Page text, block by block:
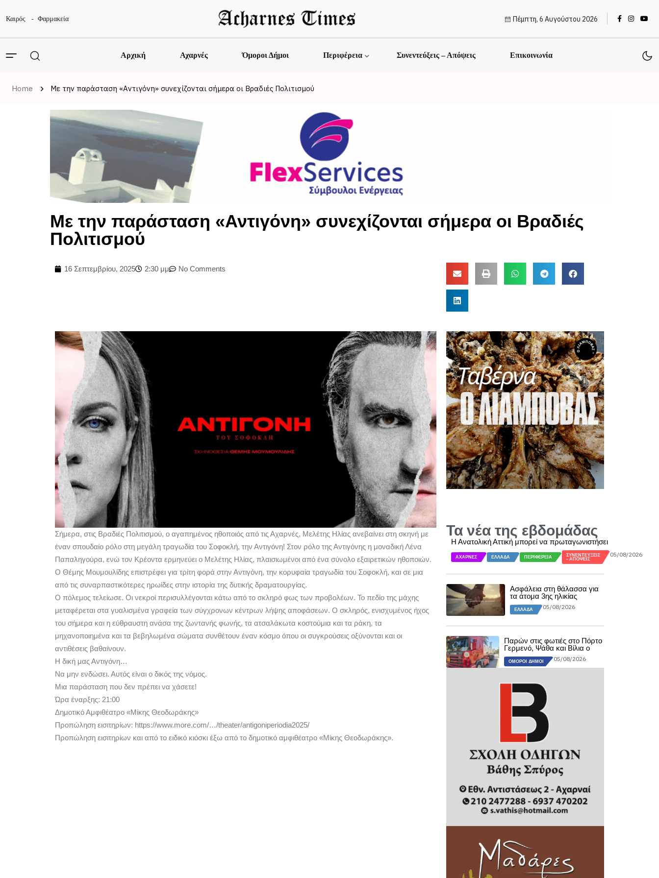
Καιρός Φαρμακεία Πέμπτη, 6 Αυγούστου 2026
Αρχική Αχαρνές Όμοροι Δήμοι Περιφέρεια Συνεντεύξεις – Απόψεις Επικοινωνία
Home Με την παράσταση «Αντιγόνη» συνεχίζονται σήμερα οι Βραδιές Πολιτισμού
Με την παράσταση «Αντιγόνη» συνεχίζονται σήμερα οι Βραδιές
Πολιτισμού
16 Σεπτεμβρίου, 2025 2:30 μμ No Comments
Σήμερα, στις Βραδιές Πολιτισμού, ο αγαπημένος ηθοποιός από τις Αχαρνές, Μελέτης Ηλίας ανεβαίνει στη σκηνή με
έναν σπουδαίο ρόλο στη μεγάλη τραγωδία του Σοφοκλή, την Αντιγόνη! Στον ρόλο της Αντιγόνης η μοναδική Λένα
Παπαληγούρα, ενώ τον Κρέοντα ερμηνεύει ο Μελέτης Ηλίας, πλαισιωμένοι από ένα σύνολο εξαιρετικών ηθοποιών.
Ο Θέμης Μουμουλίδης επιστρέφει για τρίτη φορά στην Αντιγόνη, την κορυφαία τραγωδία του Σοφοκλή, και σε μια
από τις συναρπαστικότερες ηρωίδες στην ιστορία της δυτικής δραματουργίας.
Ο πόλεμος τελείωσε. Οι νεκροί περισυλλέγονται κάτω από το σκληρό φως των προβολέων. Το πεδίο της μάχης
μεταφέρεται στα γυαλισμένα γραφεία των σύγχρονων κέντρων λήψης αποφάσεων. Ο σκληρός, ενισχυμένος ήχος
του σήμερα και η εύθραυστη ανάσα της ζωντανής φωνής, τα ατσαλάκωτα κοστούμια και τα ράκη, τα
μηχανοποιημένα και τα βεβηλωμένα σώματα συνθέτουν έναν κόσμο όπου οι συγκρούσεις οξύνονται και οι
αντιθέσεις βαθαίνουν.
Η δική μας Αντιγόνη…
Να μην ενδώσει. Αυτός είναι ο δικός της νόμος.
Μια παράσταση που δεν πρέπει να χάσετε!
Ώρα έναρξης: 21:00
Δημοτικό Αμφιθέατρο «Μίκης Θεοδωράκης»
Προπώληση εισιτηρίων: https://www.more.com/…/theater/antigoniperiodia2025/
Προπώληση εισιτηρίων και από το ειδικό κιόσκι έξω από το δημοτικό αμφιθέατρο «Μίκης Θεοδωράκης».
Τα νέα της εβδομάδας
Η Ανατολική Αττική μπορεί να πρωταγωνιστήσει
ΑΧΑΡΝΈΣ ΕΛΛΆΔΑ ΠΕΡΙΦΈΡΕΙΑ
ΣΥΝΕΝΤΕΎΞΕΙΣ
- ΑΠΌΨΕΙΣ
05/08/2026
Ασφάλεια στη θάλασσα για
τα άτομα 3ης ηλικίας
ΕΛΛΆΔΑ 05/08/2026
Παρών στις φωτιές στο Πόρτο
Γερμενό, Ψάθα και Βίλια ο
ΌΜΟΡΟΙ ΔΉΜΟΙ 05/08/2026